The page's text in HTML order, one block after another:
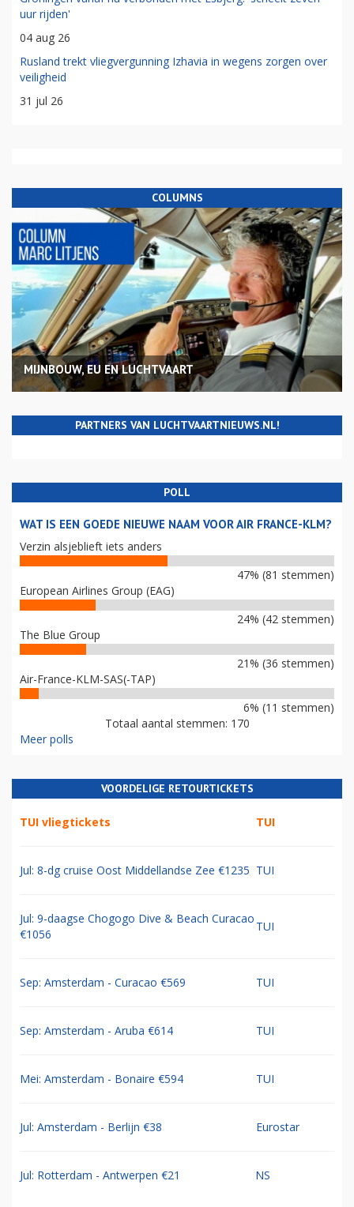
uur rijden'
04 aug 26
Rusland trekt vliegvergunning Izhavia in wegens zorgen over
veiligheid
31 jul 26
COLUMNS
MIJNBOUW, EU EN LUCHTVAART
PARTNERS VAN LUCHTVAARTNIEUWS.NL!
POLL
WAT IS EEN GOEDE NIEUWE NAAM VOOR AIR FRANCE-KLM?
Verzin alsjeblieft iets anders
47% (81 stemmen)
European Airlines Group (EAG)
24% (42 stemmen)
The Blue Group
21% (36 stemmen)
Air-France-KLM-SAS(-TAP)
6% (11 stemmen)
Totaal aantal stemmen: 170
Meer polls
VOORDELIGE RETOURTICKETS
TUI vliegtickets TUI
Jul: 8-dg cruise Oost Middellandse Zee €1235 TUI
Jul: 9-daagse Chogogo Dive & Beach Curacao
€1056
TUI
Sep: Amsterdam - Curacao €569 TUI
Sep: Amsterdam - Aruba €614 TUI
Mei: Amsterdam - Bonaire €594 TUI
Jul: Amsterdam - Berlijn €38 Eurostar
Jul: Rotterdam - Antwerpen €21 NS